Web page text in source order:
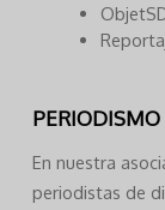
PERIODISMO
En nuestra
periodistas de